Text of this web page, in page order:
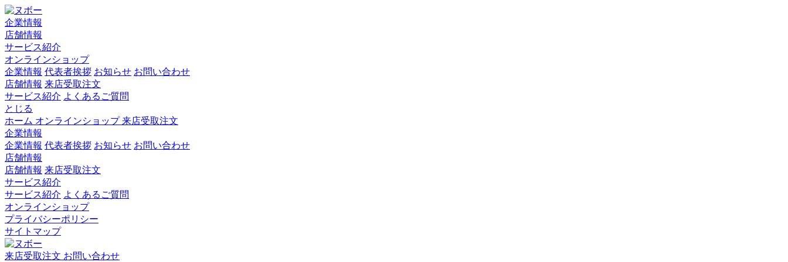
企業情報
店舗情報
サービス紹介
オンラインショップ
企業情報 代表者挨拶 お知らせ お問い合わせ
店舗情報 来店受取注文
サービス紹介 よくあるご質問
とじる
ホーム オンラインショップ来店受取注文
企業情報
企業情報 代表者挨拶 お知らせ お問い合わせ
店舗情報
店舗情報 来店受取注文
サービス紹介
サービス紹介 よくあるご質問
オンラインショップ
プライバシーポリシー
サイトマップ
来店受取注文 お問い合わせ